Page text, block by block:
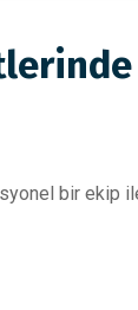
bir ekip